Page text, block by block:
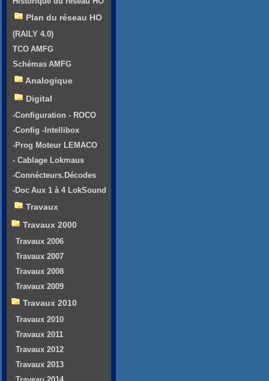
Plan du réseau HO
(RAILY 4.0)
TCO AMFG
Schémas AMFG
Analogique
Digital
-Configuration - ROCO
-Config -Intellibox
-Prog Moteur LEMACO
- Cablage Lokmaus
-Connécteurs.Décodes
-Doc Aux 1 à 4 LokSound
Travaux
Travaux 2000
Travaux 2006
Travaux 2007
Travaux 2008
Travaux 2009
Travaux 2010
Travaux 2010
Travaux 2011
Travaux 2012
Travaux 2013